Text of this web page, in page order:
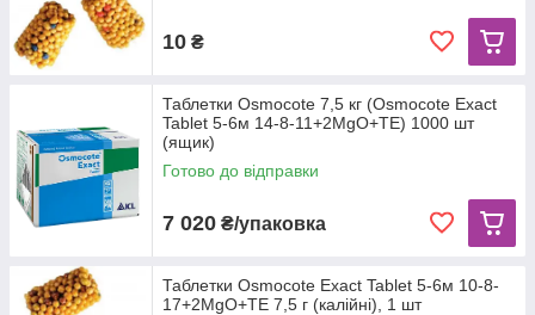
10 ₴
Таблетки Osmocote 7,5 кг (Osmocote Exact
Tablet 5-6м 14-8-11+2MgO+TE) 1000 шт
(ящик)
Готово до відправки
7 020 ₴/упаковка
Таблетки Osmocote Exact Tablet 5-6м 10-8-
17+2MgO+TE 7,5 г (калійні), 1 шт